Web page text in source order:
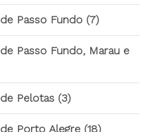
Passo Fundo (7)
Passo Fundo, Marau e
Pelotas (3)
Porto Alegre (18)